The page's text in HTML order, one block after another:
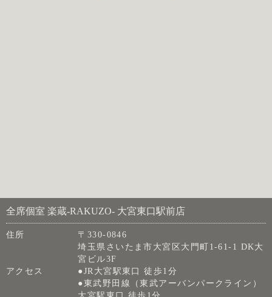
全席個室 楽蔵‐RAKUZO‐ 大宮東口駅前店
住所
〒330-0846
埼玉県さいたま市大宮区大門町1-61-1 DK大
宮ビル3F
アクセス
●JR大宮駅東口 徒歩1分
●東武野田線（東武アーバンパークライン）